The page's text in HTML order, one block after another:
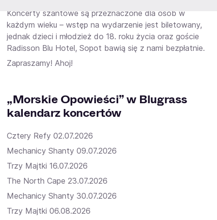
Koncerty szantowe są przeznaczone dla osób w
każdym wieku – wstęp na wydarzenie jest biletowany,
jednak dzieci i młodzież do 18. roku życia oraz goście
Radisson Blu Hotel, Sopot bawią się z nami bezpłatnie.
Zapraszamy! Ahoj!
„Morskie Opowieści” w Blugrass
kalendarz koncertów
Cztery Refy 02.07.2026
Mechanicy Shanty 09.07.2026
Trzy Majtki 16.07.2026
The North Cape 23.07.2026
Mechanicy Shanty 30.07.2026
Trzy Majtki 06.08.2026